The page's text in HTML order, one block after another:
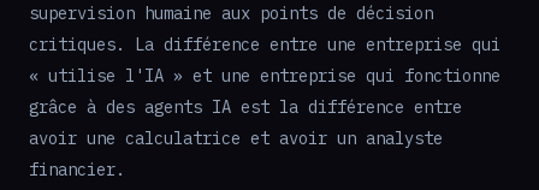
supervision humaine aux points de décision
critiques. La différence entre une entreprise qui
« utilise l'IA » et une entreprise qui fonctionne
grâce à des agents IA est la différence entre
avoir une calculatrice et avoir un analyste
financier.